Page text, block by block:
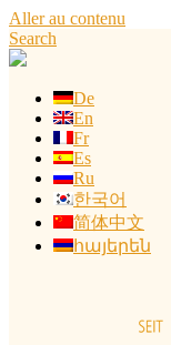
Aller au contenu
Search
De
En
Fr
Es
Ru
한국어
简体中文
հայերեն